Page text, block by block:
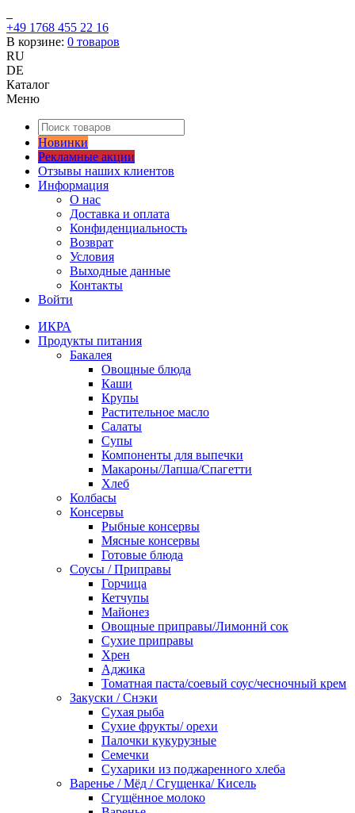
+49 1768 455 22 16
В корзине: 0 товаров
RU
DE
Каталог
Меню
Новинки
Рекламные акции
Отзывы наших клиентов
Информация
О нас
Доставка и оплата
Конфиденциальность
Возврат
Условия
Выходные данные
Контакты
Войти
ИКРА
Продукты питания
Бакалея
Овощные блюда
Каши
Крупы
Растительное масло
Салаты
Супы
Компоненты для выпечки
Макароны/Лапша/Спагетти
Хлеб
Колбасы
Консервы
Рыбные консервы
Мясные консервы
Готовые блюда
Соусы / Приправы
Горчица
Кетчупы
Майонез
Овощные приправы/Лимоннй сок
Сухие приправы
Хрен
Аджика
Томатная паста/соевый соус/чесночный крем
Закуски / Снэки
Сухая рыба
Сухие фрукты/ орехи
Палочки кукурузные
Семечки
Сухарики из поджаренного хлеба
Варенье / Мёд / Сгущенка/ Кисель
Сгущённое молоко